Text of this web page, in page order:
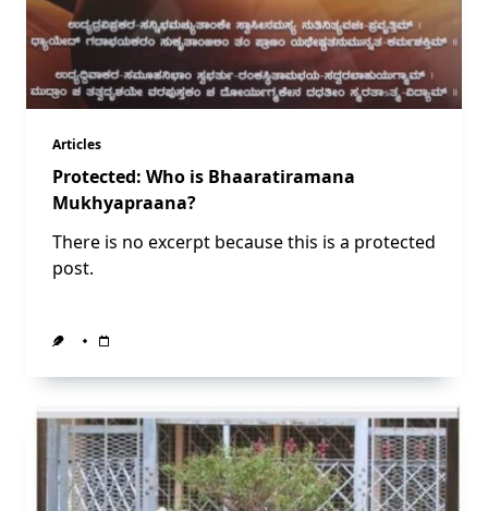
Articles
Protected: Who is Bhaaratiramana
Mukhyapraana?
There is no excerpt because this is a protected
post.